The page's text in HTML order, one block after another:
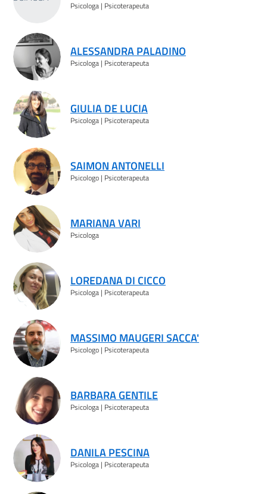
Psicologa | Psicoterapeuta
ALESSANDRA PALADINO
Psicologa | Psicoterapeuta
GIULIA DE LUCIA
Psicologa | Psicoterapeuta
SAIMON ANTONELLI
Psicologo | Psicoterapeuta
MARIANA VARI
Psicologa
LOREDANA DI CICCO
Psicologa | Psicoterapeuta
MASSIMO MAUGERI SACCA'
Psicologo | Psicoterapeuta
BARBARA GENTILE
Psicologa | Psicoterapeuta
DANILA PESCINA
Psicologa | Psicoterapeuta